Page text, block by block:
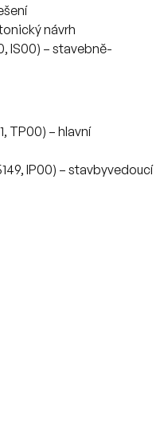
návrh
IS00) – stavebně-
TP00) – hlavní
IP00) – stavbyvedoucí